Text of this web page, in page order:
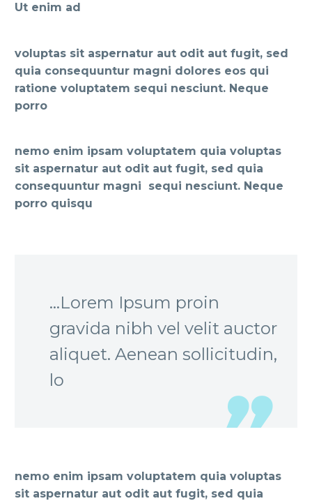
Ut enim ad
voluptas sit aspernatur aut odit aut fugit, sed
quia consequuntur magni dolores eos qui
ratione voluptatem sequi nesciunt. Neque
porro
nemo enim ipsam voluptatem quia voluptas
sit aspernatur aut odit aut fugit, sed quia
consequuntur magni sequi nesciunt. Neque
porro quisqu
…Lorem Ipsum proin
gravida nibh vel velit auctor
aliquet. Aenean sollicitudin,
lo
nemo enim ipsam voluptatem quia voluptas
sit aspernatur aut odit aut fugit, sed quia